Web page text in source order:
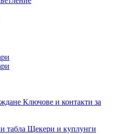
Ключове и контакти за
табла Щекери и куплунги